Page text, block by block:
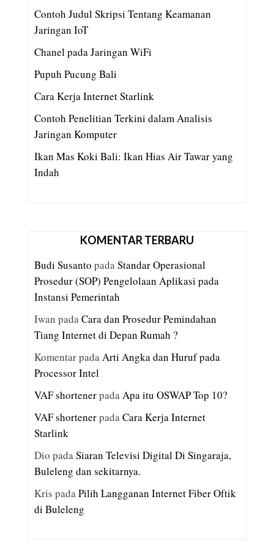
Contoh Judul Skripsi Tentang Keamanan
Jaringan IoT
Chanel pada Jaringan WiFi
Pupuh Pucung Bali
Cara Kerja Internet Starlink
Contoh Penelitian Terkini dalam Analisis
Jaringan Komputer
Ikan Mas Koki Bali: Ikan Hias Air Tawar yang
Indah
KOMENTAR TERBARU
Budi Susanto padaStandar Operasional
Prosedur (SOP) Pengelolaan Aplikasi pada
Instansi Pemerintah
Iwan padaCara dan Prosedur Pemindahan
Tiang Internet di Depan Rumah ?
KomentarpadaArti Angka dan Huruf pada
Processor Intel
VAF shortenerpadaApa itu OSWAP Top 10?
VAF shortenerpadaCara Kerja Internet
Starlink
Dio padaSiaran Televisi Digital Di Singaraja,
Buleleng dan sekitarnya.
Kris padaPilih Langganan Internet Fiber Oftik
di Buleleng